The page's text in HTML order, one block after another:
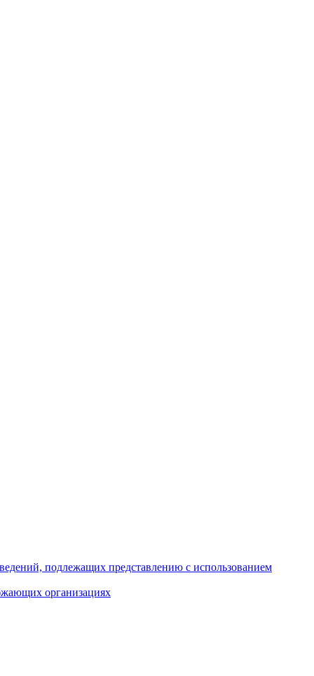
подлежащих представлению с использованием
организациях